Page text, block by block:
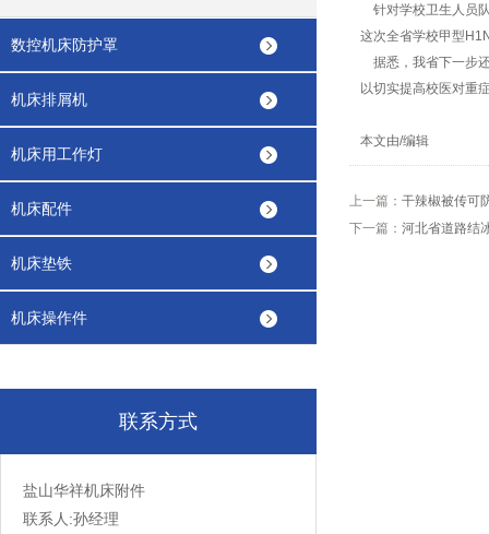
数控机床防护罩
机床排屑机
机床用工作灯
机床配件
机床垫铁
机床操作件
联系方式
盐山华祥机床附件
联系人:孙经理
针对学校卫生人员
这次全省学校甲型
据悉，我省下一步
以切实提高校医对重
本文由/编辑
上一篇： 干辣椒被传可
下一篇： 河北省道路结